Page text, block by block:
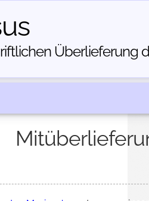
Über­lieferung